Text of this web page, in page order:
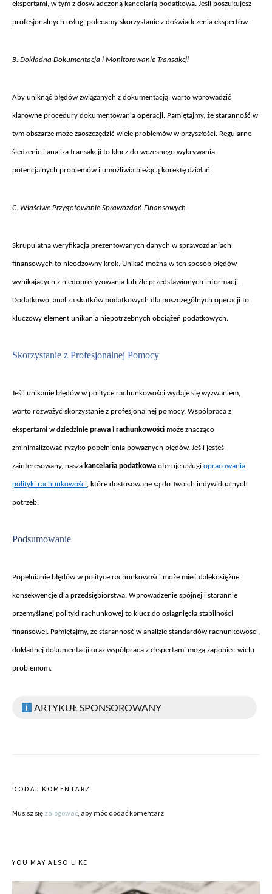
ekspertami, w tym z doświadczoną kancelarią podatkową. Jeśli poszukujesz
profesjonalnych usług, polecamy skorzystanie z doświadczenia ekspertów.
B. Dokładna Dokumentacja i Monitorowanie Transakcji
Aby uniknąć błędów związanych z dokumentacją, warto wprowadzić
klarowne procedury dokumentowania operacji. Pamiętajmy, że staranność w
tym obszarze może zaoszczędzić wiele problemów w przyszłości. Regularne
śledzenie i analiza transakcji to klucz do wczesnego wykrywania
potencjalnych problemów i umożliwia bieżącą korektę działań.
C. Właściwe Przygotowanie Sprawozdań Finansowych
Skrupulatna weryfikacja prezentowanych danych w sprawozdaniach
finansowych to nieodzowny krok. Unikać można w ten sposób błędów
wynikających z niedoprecyzowania lub źle przedstawionych informacji.
Dodatkowo, analiza skutków podatkowych dla poszczególnych operacji to
kluczowy element unikania niepotrzebnych obciążeń podatkowych.
Skorzystanie z Profesjonalnej Pomocy
Jeśli unikanie błędów w polityce rachunkowości wydaje się wyzwaniem,
warto rozważyć skorzystanie z profesjonalnej pomocy. Współpraca z
ekspertami w dziedzinie prawa i rachunkowości może znacząco
zminimalizować ryzyko popełnienia poważnych błędów. Jeśli jesteś
zainteresowany, nasza kancelaria podatkowa oferuje usługi opracowania
polityki rachunkowości, które dostosowane są do Twoich indywidualnych
potrzeb.
Podsumowanie
Popełnianie błędów w polityce rachunkowości może mieć dalekosiężne
konsekwencje dla przedsiębiorstwa. Wprowadzenie spójnej i starannie
przemyślanej polityki rachunkowej to klucz do osiągnięcia stabilności
finansowej. Pamiętajmy, że staranność w analizie standardów rachunkowości,
dokładnej dokumentacji oraz współpraca z ekspertami mogą zapobiec wielu
problemom.
ARTYKUŁ SPONSOROWANY
DODAJ KOMENTARZ
Musisz się zalogować , aby móc dodać komentarz.
YOU MAY ALSO LIKE